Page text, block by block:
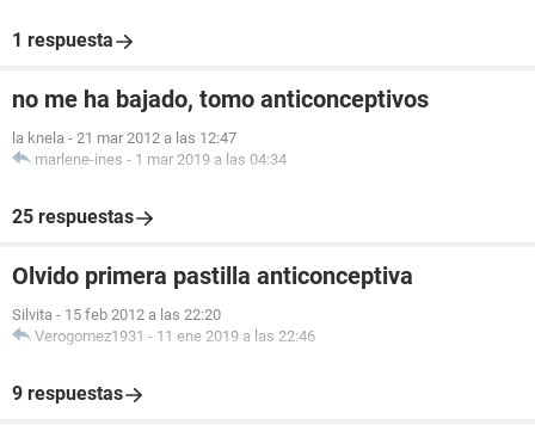
1 respuesta
no me ha bajado, tomo anticonceptivos
la knela - 21 mar 2012 a las 12:47
marlene-ines - 1 mar 2019 a las 04:34
25 respuestas
Olvido primera pastilla anticonceptiva
Silvita - 15 feb 2012 a las 22:20
Verogomez1931 - 11 ene 2019 a las 22:46
9 respuestas